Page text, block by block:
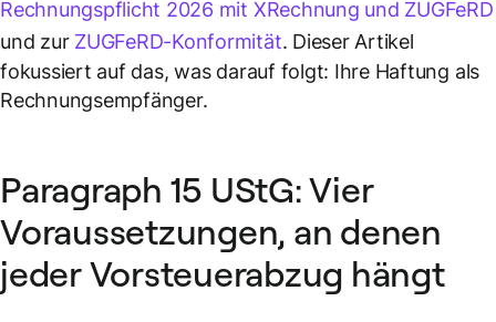
Rechnungspflicht 2026 mit XRechnung und ZUGFeRD
und zur ZUGFeRD-Konformität. Dieser Artikel
fokussiert auf das, was darauf folgt: Ihre Haftung als
Rechnungsempfänger.
Paragraph 15 UStG: Vier
Voraussetzungen, an denen
jeder Vorsteuerabzug hängt